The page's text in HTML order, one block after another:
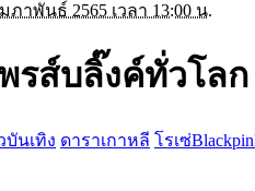
ภาพันธ์ 2565 เวลา 13:00 น.
รส์บลิ๊งค์ทั่วโล
บันเทิง ดาราเกาหลี โรเซ่